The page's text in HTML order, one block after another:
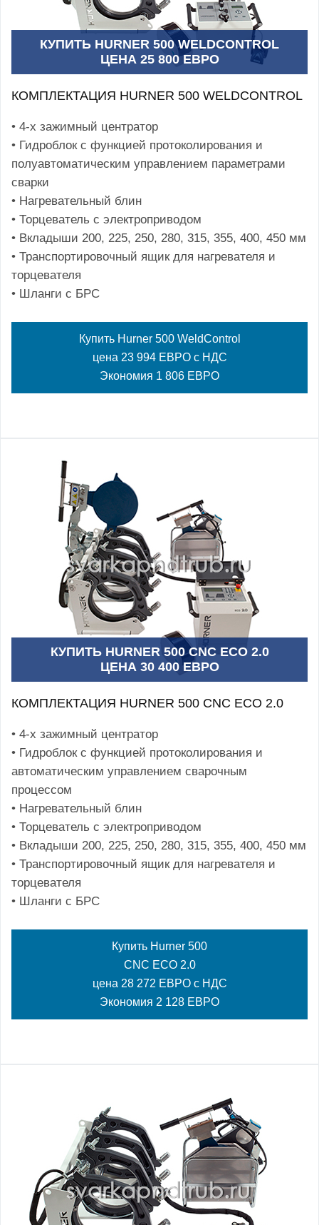
КУПИТЬ HURNER 500 WELDCONTROL
ЦЕНА 25 800 ЕВРО
КОМПЛЕКТАЦИЯ HURNER 500 WELDCONTROL
• 4-х зажимный центратор
• Гидроблок с функцией протоколирования и
полуавтоматическим управлением параметрами
сварки
• Нагревательный блин
• Торцеватель с электроприводом
• Вкладыши 200, 225, 250, 280, 315, 355, 400, 450 мм
• Транспортировочный ящик для нагревателя и
торцевателя
• Шланги с БРС
Купить Hurner 500 WeldControl
цена 23 994 ЕВРО с НДС
Экономия 1 806 ЕВРО
КУПИТЬ HURNER 500 CNC ECO 2.0
ЦЕНА 30 400 ЕВРО
КОМПЛЕКТАЦИЯ HURNER 500 CNC ECO 2.0
• 4-х зажимный центратор
• Гидроблок с функцией протоколирования и
автоматическим управлением сварочным
процессом
• Нагревательный блин
• Торцеватель с электроприводом
• Вкладыши 200, 225, 250, 280, 315, 355, 400, 450 мм
• Транспортировочный ящик для нагревателя и
торцевателя
• Шланги с БРС
Купить Hurner 500
CNC ECO 2.0
цена 28 272 ЕВРО с НДС
Экономия 2 128 ЕВРО